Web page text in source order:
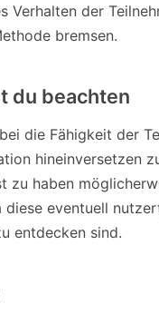
Verhalten der
bremsen.
du beachten
die Fähigkeit der
hineinversetzen
zu haben
diese eventuell
entdecken sind.